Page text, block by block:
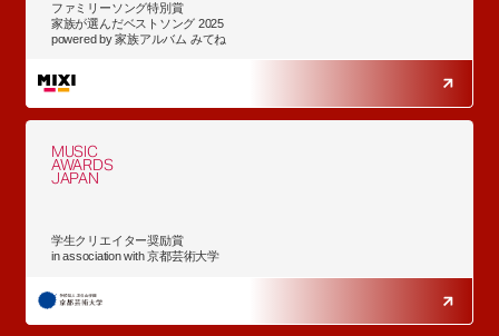
ファミリーソング特別賞
家族が選んだベストソング 2025
powered by 家族アルバム みてね
MUSIC
AWARDS
JAPAN
学生クリエイター奨励賞
in association with 京都芸術大学